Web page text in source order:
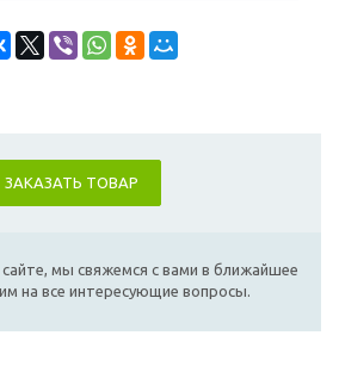
ЗАКАЗАТЬ ТОВАР
мы свяжемся с вами в ближайшее
на все интересующие вопросы.